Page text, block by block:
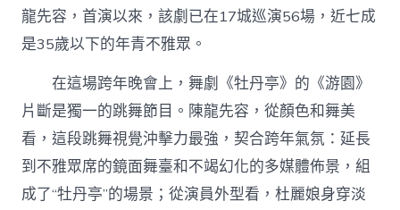
龍先容，首演以來，該劇已在17城巡演56場，近七成
是35歲以下的年青不雅眾。
在這場跨年晚會上，舞劇《牡丹亭》的《游園》
片斷是獨一的跳舞節目。陳龍先容，從顏色和舞美
看，這段跳舞視覺沖擊力最強，契合跨年氣氛：延長
到不雅眾席的鏡面舞臺和不竭幻化的多媒體佈景，組
成了“牡丹亭”的場景；從演員外型看，杜麗娘身穿淡